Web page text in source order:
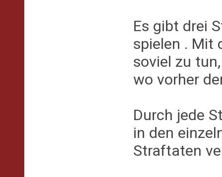
Es gibt drei
spielen . Mit
soviel zu
wo vorher
Durch jede
in den
Straftaten